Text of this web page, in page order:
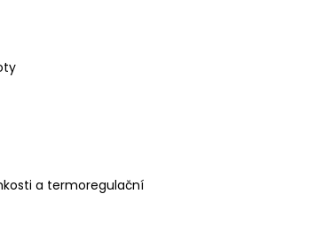
a termoregulační